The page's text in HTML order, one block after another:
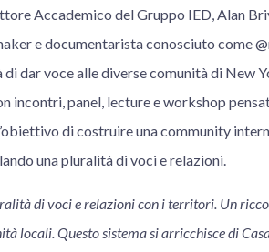
Accademico del Gruppo IED, Alan
e documentarista conosciuto come
dar voce alle diverse comunità di New
incontri, panel, lecture e workshop
di costruire una community
una pluralità di voci e relazioni.
di voci e relazioni con i territori. Un
locali. Questo sistema si arricchisce di